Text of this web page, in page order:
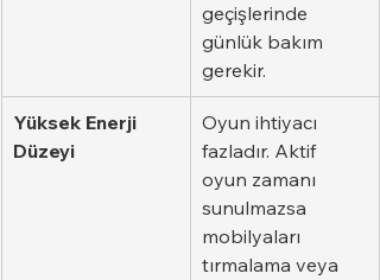
geçişlerinde
günlük bakım
gerekir.
Yüksek Enerji
Düzeyi
Oyun ihtiyacı
fazladır. Aktif
oyun zamanı
sunulmazsa
mobilyaları
tırmalama veya